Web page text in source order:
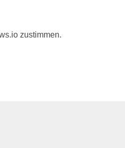
zustimmen.